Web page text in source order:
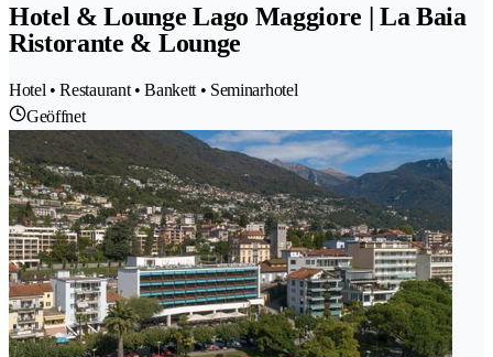
Hotel & Lounge Lago Maggiore | La Baia
Ristorante & Lounge
Hotel • Restaurant • Bankett • Seminarhotel
Geöffnet